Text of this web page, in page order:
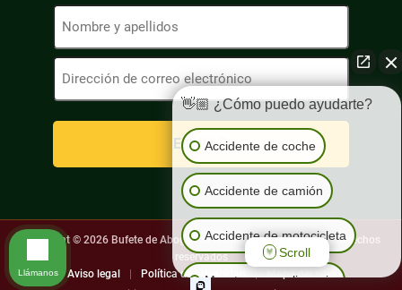
Nombre
apellidos
Dirección
de
correo
electrónico
(Obligatorio)
Copyright © 2026Bufete de Abogados Richard Harris. Todos los derechos
reservados
Aviso legal
Política de privacidad
Mapa del sitio
👋🏼 ¿Cómo puedo ayudarte?
Accidente de coche
Accidente de camión
Accidente de motocicleta
Muerte por negligencia
Scroll
Llámanos